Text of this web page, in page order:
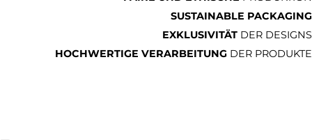
SUSTAINABLE PACKAGING
EXKLUSIVITÄT DER DESIGNS
HOCHWERTIGE VERARBEITUNG DER PRODUKTE